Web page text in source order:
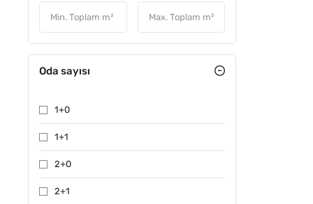
Oda sayısı
1+0
1+1
2+0
2+1